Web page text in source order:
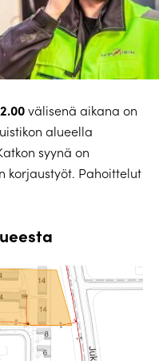
välisenä aikana on
alueella
syynä on
korjaustyöt. Pahoittelut